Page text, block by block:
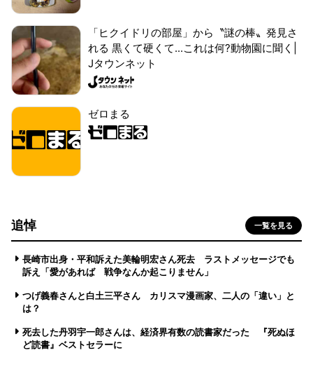
「ヒクイドリの部屋」から〝謎の棒〟発見さ
れる 黒くて硬くて...これは何?動物園に聞く|
Jタウンネット
ゼロまる
追悼 一覧を見る
長崎市出身・平和訴えた美輪明宏さん死去 ラストメッセージでも
訴え「愛があれば 戦争なんか起こりません」
つげ義春さんと白土三平さん カリスマ漫画家、二人の「違い」と
は？
死去した丹羽宇一郎さんは、経済界有数の読書家だった 『死ぬほ
ど読書』ベストセラーに